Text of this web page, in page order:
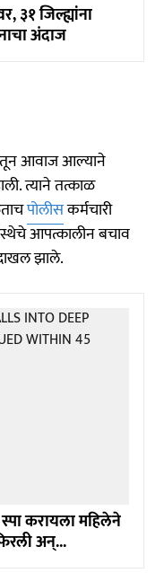
३१ जिल्ह्यांना
अंदाज
आवाज आल्याने
त्याने तत्काळ
पोलीसकर्मचारी
आपत्कालीन बचाव
झाले.
करायला महिलेने
अन्...